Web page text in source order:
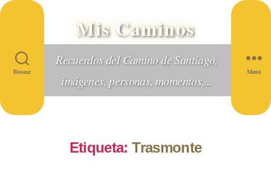
Buscar
Mis Caminos
Recuerdos del Camino de Santiago,
imágenes, personas, momentos,...
Menú
Etiqueta: Trasmonte